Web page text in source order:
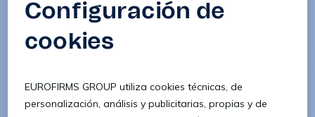
Contraseña
Confirmar contraseña